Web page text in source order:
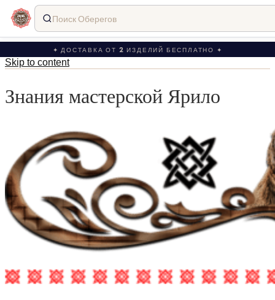
✦ ДОСТАВКА ОТ 2 ИЗДЕЛИЙ БЕСПЛАТНО ✦
Skip to content
Знания мастерской Ярило
Поиск Оберегов